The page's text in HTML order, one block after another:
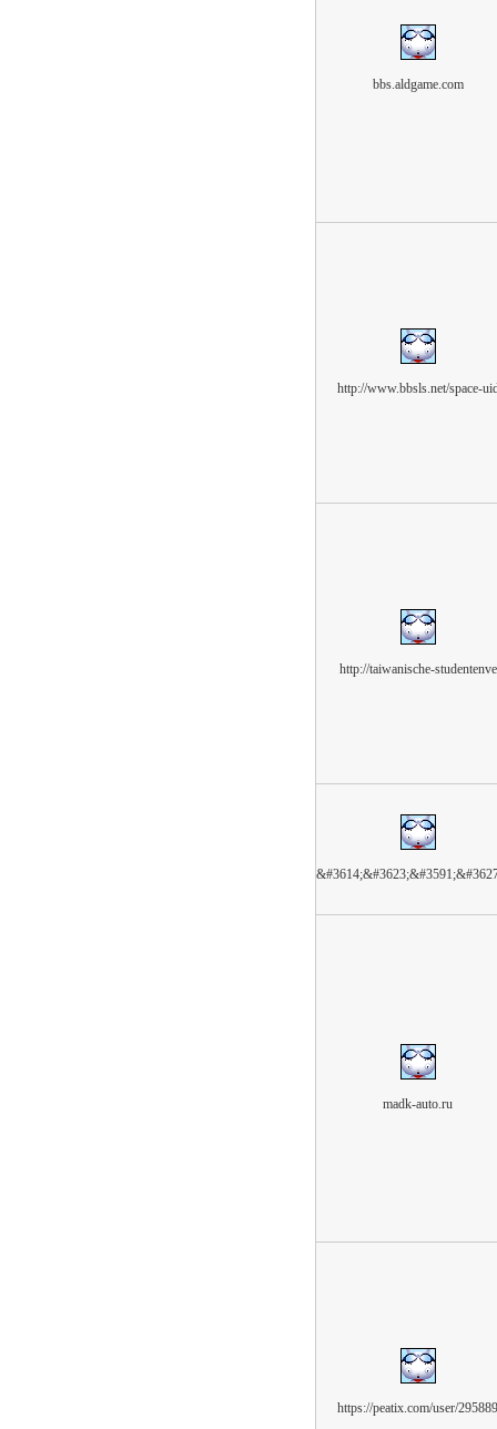
bbs.aldgame.com
http://www.bbsls.net/space-
http://taiwanische-studentenve
madk-auto.ru
https://peatix.com/user/295889